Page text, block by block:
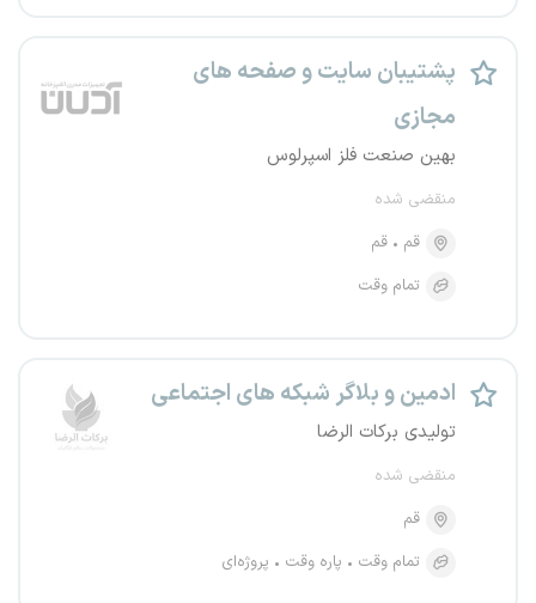
پشتیبان سایت و صفحه های
مجازی
بهین صنعت فلز اسپرلوس
منقضی شده
قم
قم
تمام وقت
ادمین و بلاگر شبکه های اجتماعی
تولیدی برکات الرضا
منقضی شده
قم
تمام وقت
پاره وقت پروژه‌ای